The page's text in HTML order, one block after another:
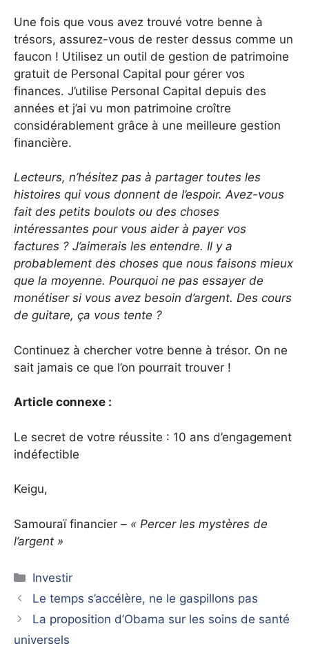
Une fois que vous avez trouvé votre benne à
trésors, assurez-vous de rester dessus comme un
faucon ! Utilisez un outil de gestion de patrimoine
gratuit de Personal Capital pour gérer vos
finances. J’utilise Personal Capital depuis des
années et j’ai vu mon patrimoine croître
considérablement grâce à une meilleure gestion
financière.
Lecteurs, n’hésitez pas à partager toutes les
histoires qui vous donnent de l’espoir. Avez-vous
fait des petits boulots ou des choses
intéressantes pour vous aider à payer vos
factures ? J’aimerais les entendre. Il y a
probablement des choses que nous faisons mieux
que la moyenne. Pourquoi ne pas essayer de
monétiser si vous avez besoin d’argent. Des cours
de guitare, ça vous tente ?
Continuez à chercher votre benne à trésor. On ne
sait jamais ce que l’on pourrait trouver !
Article connexe :
Le secret de votre réussite : 10 ans d’engagement
indéfectible
Keigu,
Samouraï financier – « Percer les mystères de
l’argent »
Catégories
Investir
Le temps s’accélère, ne le gaspillons pas
La proposition d’Obama sur les soins de santé
universels